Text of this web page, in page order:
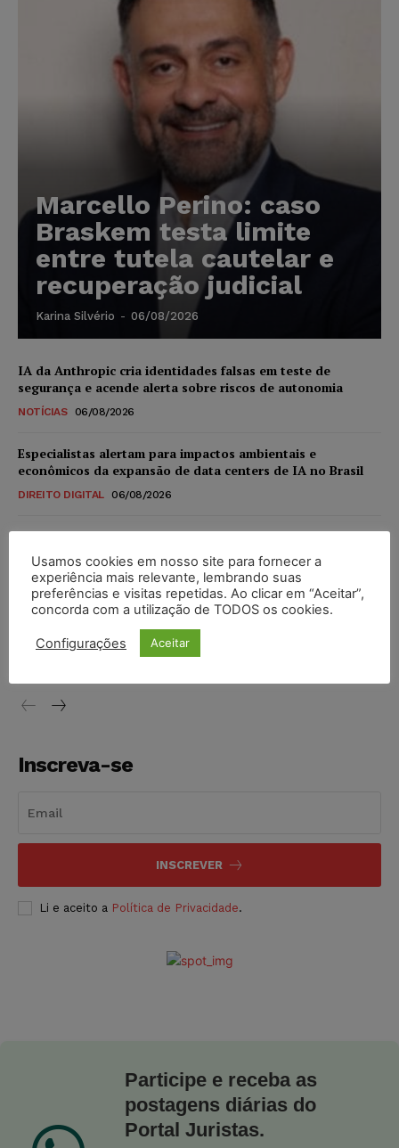
Marcello Perino: caso
Braskem testa limite
entre tutela cautelar e
recuperação judicial
Karina Silvério - 06/08/2026
IA da Anthropic cria identidades falsas em teste de
segurança e acende alerta sobre riscos de autonomia
NOTÍCIAS 06/08/2026
Especialistas alertam para impactos ambientais e
econômicos da expansão de data centers de IA no Brasil
DIREITO DIGITAL 06/08/2026
TSE reforça que sistemas das urnas eletrônicas tornam-se
invioláveis após assinatura digital e lacração
NOTÍCIAS 06/08/2026
STF inicia julgamento sobre constitucionalidade da
proibição dos jogos de azar no Brasil
Inscreva-se
INSCREVER
Li e aceito a Política de Privacidade.
Participe e receba as
postagens diárias do
Portal Juristas.
Usamos cookies em nosso site para fornecer a
experiência mais relevante, lembrando suas
preferências e visitas repetidas. Ao clicar em “Aceitar”,
concorda com a utilização de TODOS os cookies.
Configurações Aceitar